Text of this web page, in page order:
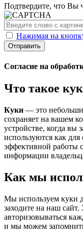
Подтвердите, что Вы
Нажимая на
Отправить
Согласие на
Что такое
Куки — это
сохраняет на вашем
устройстве, когда вы
используются как
эффективной работы
информации
Как мы
Мы используем куки
заходите на наш
авторизовываться
и мы можем